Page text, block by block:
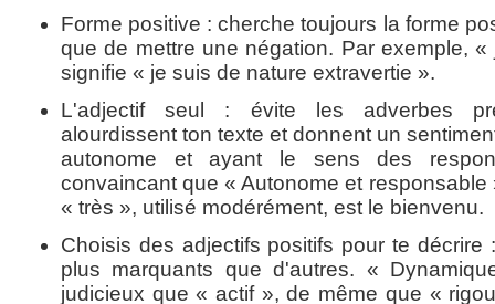
Forme positive : cherche toujours la forme
que de mettre une négation. Par exemple,
signifie « je suis de nature extravertie ».
L'adjectif seul : évite les adverbes
alourdissent ton texte et donnent un
autonome et ayant le sens des
convaincant que « Autonome et responsable
« très », utilisé modérément, est le bienvenu.
Choisis des adjectifs positifs pour te décrire
plus marquants que d'autres. «
judicieux que « actif », de même que «